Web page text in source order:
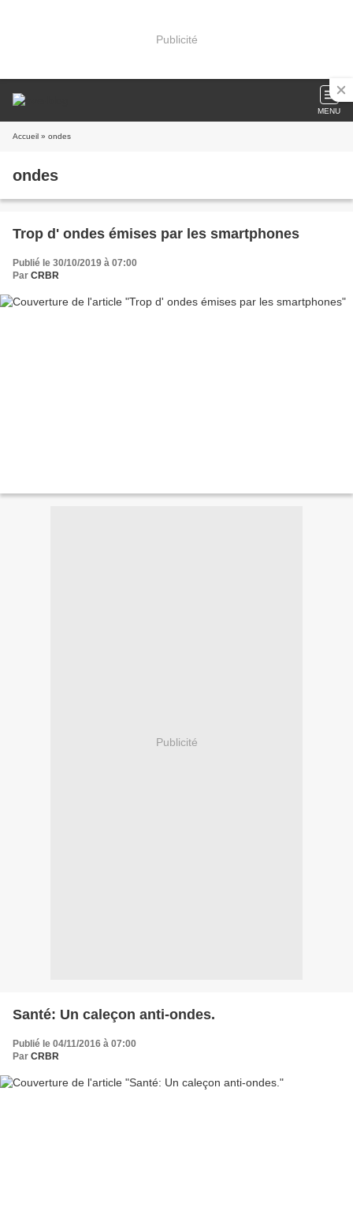
Publicité
MENU
Accueil » ondes
ondes
Trop d' ondes émises par les smartphones
Publié le 30/10/2019 à 07:00
Par CRBR
Publicité
Santé: Un caleçon anti-ondes.
Publié le 04/11/2016 à 07:00
Par CRBR